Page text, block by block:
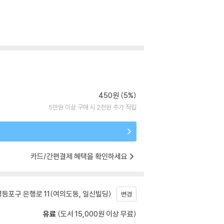
450원 (5%)
5만원 이상 구매 시 2천원 추가 적립
카드/간편결제 혜택을 확인하세요
포구 은행로 11(여의도동, 일신빌딩) 변경
유료 (도서 15,000원 이상 무료)